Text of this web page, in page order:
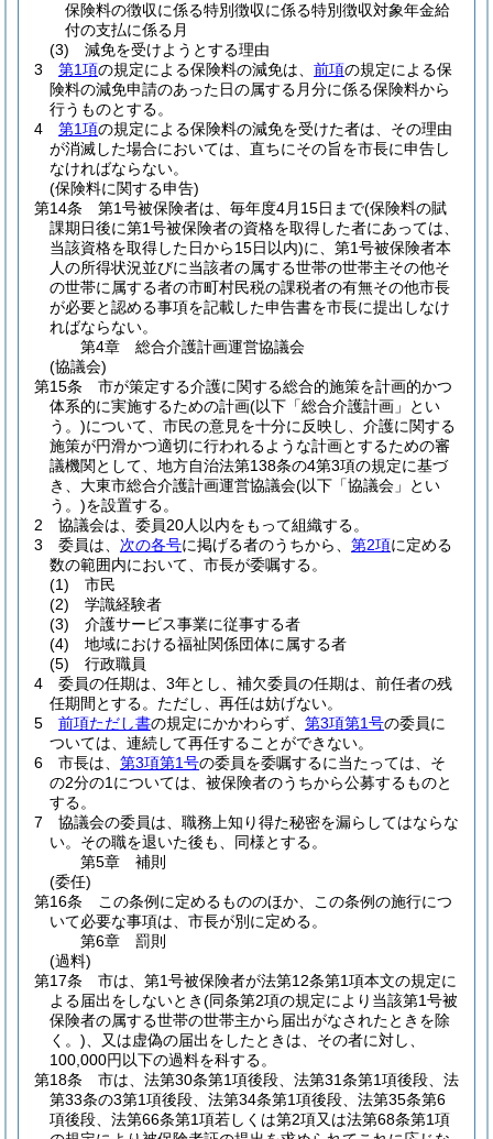
保険料の徴収に係る特別徴収に係る特別徴収対象年金給
付の支払に係る月
(3)
減免を受けようとする理由
3
第1項の規定による保険料の減免は、 前項の規定による保
険料の減免申請のあった日の属する月分に係る保険料から
行うものとする。
4
第1項の規定による保険料の減免を受けた者は、その理由
が消滅した場合においては、直ちにその旨を市長に申告し
なければならない。
(保険料に関する申告)
第14条
第1号被保険者は、毎年度4月15日まで(保険料の賦
課期日後に第1号被保険者の資格を取得した者にあっては、
当該資格を取得した日から15日以内)に、第1号被保険者本
人の所得状況並びに当該者の属する世帯の世帯主その他そ
の世帯に属する者の市町村民税の課税者の有無その他市長
が必要と認める事項を記載した申告書を市長に提出しなけ
ればならない。
第4章
総合介護計画運営協議会
(協議会)
第15条
市が策定する介護に関する総合的施策を計画的かつ
体系的に実施するための計画(以下「総合介護計画」とい
う。)について、市民の意見を十分に反映し、介護に関する
施策が円滑かつ適切に行われるような計画とするための審
議機関として、地方自治法第138条の4第3項の規定に基づ
き、大東市総合介護計画運営協議会(以下「協議会」とい
う。)を設置する。
2
協議会は、委員20人以内をもって組織する。
3
委員は、 次の各号に掲げる者のうちから、 第2項に定める
数の範囲内において、市長が委嘱する。
(1)
市民
(2)
学識経験者
(3)
介護サービス事業に従事する者
(4)
地域における福祉関係団体に属する者
(5)
行政職員
4
委員の任期は、3年とし、補欠委員の任期は、前任者の残
任期間とする。 ただし、再任は妨げない。
5
前項ただし書の規定にかかわらず、 第3項第1号の委員に
ついては、連続して再任することができない。
6
市長は、 第3項第1号の委員を委嘱するに当たっては、そ
の2分の1については、被保険者のうちから公募するものと
する。
7
協議会の委員は、職務上知り得た秘密を漏らしてはならな
い。 その職を退いた後も、同様とする。
第5章
補則
(委任)
第16条
この条例に定めるもののほか、この条例の施行につ
いて必要な事項は、市長が別に定める。
第6章
罰則
(過料)
第17条
市は、第1号被保険者が法第12条第1項本文の規定に
よる届出をしないとき(同条第2項の規定により当該第1号被
保険者の属する世帯の世帯主から届出がなされたときを除
く。) 、又は虚偽の届出をしたときは、その者に対し、
100,000円以下の過料を科する。
第18条
市は、法第30条第1項後段、法第31条第1項後段、法
第33条の3第1項後段、法第34条第1項後段、法第35条第6
項後段、法第66条第1項若しくは第2項又は法第68条第1項